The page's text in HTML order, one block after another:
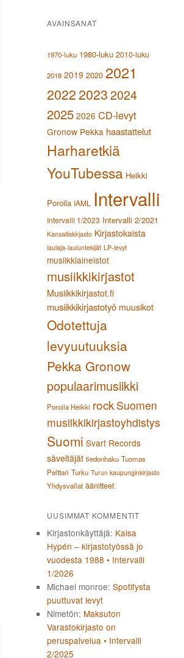
AVAINSANAT
1970-luku 1980-luku 2010-luku
2018 2019 2020 2021
2022 20232024
2025 2026 CD-levyt
Gronow Pekka haastattelut
Harharetkiä
YouTubessa Heikki
Poroila IAML Intervalli
Intervalli 1/2023 Intervalli 2/2021
Kansalliskirjasto Kirjastokaista
laulaja-lauluntekijät LP-levyt
musiikkiaineistot
musiikkikirjastot
Musiikkikirjastot.fi
musiikkikirjastotyö muusikot
Odotettuja
levyuutuuksia
Pekka Gronow
populaarimusiikki
Poroila Heikki rock Suomen
musiikkikirjastoyhdistys
Suomi Svart Records
säveltäjät tiedonhaku Tuomas
Pelttari Turku Turun kaupunginkirjasto
Yhdysvallat äänitteet
UUSIMMAT KOMMENTIT
Kirjastonkäyttäjä: Kaisa
Hypén – kirjastotyössä jo
vuodesta 1988 • Intervalli
1/2026
Michael monroe: Spotifysta
puuttuvat levyt
Nimetön: Maksuton
Varastokirjasto on
peruspalvelua • Intervalli
2/2025